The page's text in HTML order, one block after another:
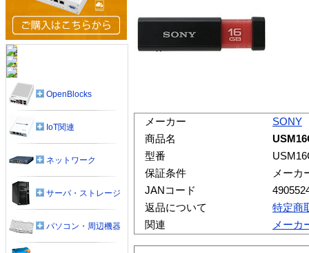
メーカー
SONY
商品名
型番
保証条件
メーカ
JANコード
返品について
特定商
関連
メーカ
OpenBlocks
IoT関連
ネットワーク
サーバ・ストレージ
パソコン・周辺機器